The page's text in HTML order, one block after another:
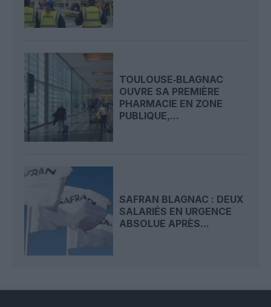
TOULOUSE‑BLAGNAC
OUVRE SA PREMIÈRE
PHARMACIE EN ZONE
PUBLIQUE,...
SAFRAN BLAGNAC : DEUX
SALARIÉS EN URGENCE
ABSOLUE APRÈS...